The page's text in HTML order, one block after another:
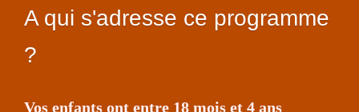
A qui s'adresse ce programme
?
Vos enfants ont entre 18 mois et 4 ans